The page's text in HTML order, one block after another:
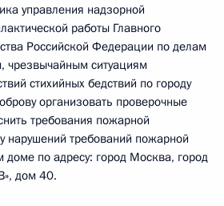
управления надзорной
работы Главного
Российской Федерации по делам
чрезвычайным ситуациям
стихийных бедствий по городу
организовать проверочные
требования пожарной
нарушений требований пожарной
доме по адресу: город Москва, город
дом 40.